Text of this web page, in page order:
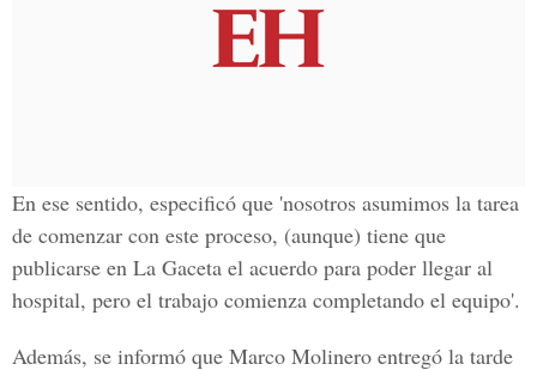
En ese sentido, especificó que 'nosotros asumimos la tarea
de comenzar con este proceso, (aunque) tiene que
publicarse en La Gaceta el acuerdo para poder llegar al
hospital, pero el trabajo comienza completando el equipo'.
Además, se informó que Marco Molinero entregó la tarde